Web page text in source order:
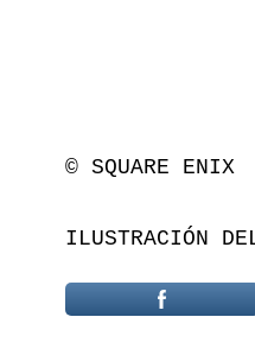
© SQUARE ENIX
ILUSTRACIÓN